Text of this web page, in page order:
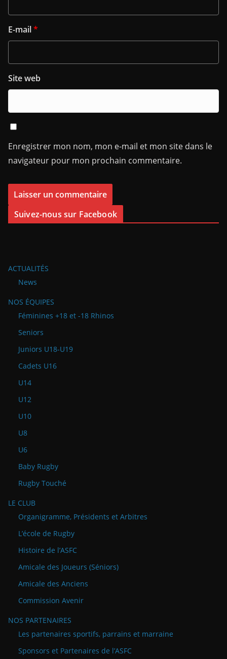
E-mail*
Site web
Enregistrer mon nom, mon e-mail et mon site dans le
navigateur pour mon prochain commentaire.
Suivez-nous sur Facebook
ACTUALITÉS
News
NOS ÉQUIPES
Féminines +18 et -18 Rhinos
Seniors
Juniors U18-U19
Cadets U16
U14
U12
U10
U8
U6
Baby Rugby
Rugby Touché
LE CLUB
Organigramme, Présidents et Arbitres
L’école de Rugby
Histoire de l’ASFC
Amicale des Joueurs (Séniors)
Amicale des Anciens
Commission Avenir
NOS PARTENAIRES
Les partenaires sportifs, parrains et marraine
Sponsors et Partenaires de l’ASFC